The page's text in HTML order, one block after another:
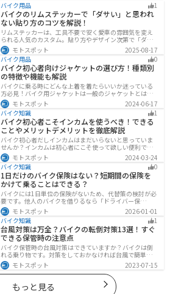
バイク用品 1
バイクのリムステッカーで「ダサい」と思われ
ない貼り方のコツを解説！
リムステッカーは、工具不要で安く愛車の雰囲気を変え
られる人気のカスタム。貼り方やデザイン次第で「ダサ
い」仕上がりになることも。本記事では失敗例や選び
方、きれいに貼るコツからおすすめ商品まで詳しく紹
介。初心者でも安心して足回りをカッコよくドレスアッ
プできます。
モトスポット
2025-08-17
バイク用品
0
バイク初心者向けジャケットの選び方！種類別
の特徴や機能も解説
バイクに乗る時にどんな上着を着たらいいか迷っている
方必見！バイク用ジャケットは一般のジャケットとは違
い、バイク専用に作られています。動きやすさ・快適
さ・機能性・デザイン性など様々なメリットがありま
す。この記事では、ジャケットの種類や選び方など初心
者が知っておくべきことをまとめました。
モトスポット
2024-06-17
バイク知識
1
バイク初心者こそインカムを使うべき！できる
ことやメリットデメリットを徹底解説
バイク初心者だしインカムはまだいらないと思っていま
せんか？インカムは初心者にこそ使って欲しい便利で安
全に運転するための機器です。インカムでできることや
メリットデメリットなどまとめましたので、気になって
いる人はぜひ参考にしてください。
モトスポット
2024-03-24
バイク知識
0
1日だけのバイク保険はない？短期間の保険を
かけて乗ることはできる？
バイクには1日単位の保険がないため、代替策の検討が必
要です。他人のバイクを借りるなら「ドライバー保
険」、125cc以下で家族が車持ちなら「ファミリーバイク
特約」、自身のバイクなら「バイク保険の短期加入」が
有効です。手間を省くなら、任意保険込みの「レンタル
バイク」も選べます。
モトスポット
2026-01-01
バイク知識
1
台風対策は万全？バイクの転倒対策13選！すぐ
できる保管時の注意点
バイク保管時の台風対策はできていますか？バイクは倒
れる乗り物です。対策をしておかなければ台風で簡単に
倒れてしまいます。大切な愛車に傷がつく前にしっかり
と対策しておきましょう。初心者でも簡単にできる台風
対策を紹介します。台風後にやるべきこともまとめてあ
るので、参考にしてください。
モトスポット 2023-07-15
もっと見る